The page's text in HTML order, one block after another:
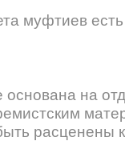
муфтиев
основана на
расценены